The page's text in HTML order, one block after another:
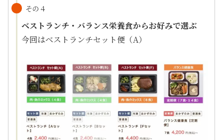
その４
ベストランチ・バランス栄養食からお好みで選ぶ
今回はベストランチセット便（A）